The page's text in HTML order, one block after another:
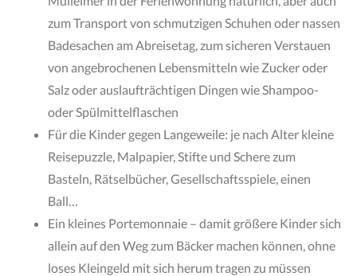
zum Transport von schmutzigen Schuhen oder nassen
Badesachen am Abreisetag, zum sicheren Verstauen
von angebrochenen Lebensmitteln wie Zucker oder
Salz oder auslaufträchtigen Dingen wie Shampoo-
oder Spülmittelflaschen
Für die Kinder gegen Langeweile: je nach Alter kleine
Reisepuzzle, Malpapier, Stifte und Schere zum
Basteln, Rätselbücher, Gesellschaftsspiele, einen
Ball…
Ein kleines Portemonnaie – damit größere Kinder sich
allein auf den Weg zum Bäcker machen können, ohne
loses Kleingeld mit sich herum tragen zu müssen